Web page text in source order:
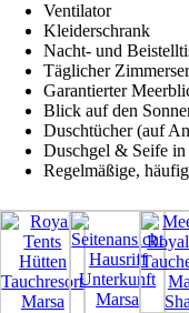
Ventilator
Kleiderschrank
Nacht- und
Täglicher
Garantierter
Blick auf den
Duschtücher (auf
Duschgel & Seife in
Regelmäßige,